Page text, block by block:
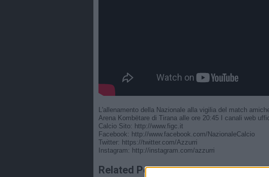
L'allenamento della Nazionale alla vigilia del match
Arena Kombëtare di Tirana alle ore 20:45 I canali web
Calcio Sito: http://www.figc.it​​
Facebook: http://www.facebook.com/NazionaleCalcio​
Twitter: https://twitter.com/Azzurri​
Instagram: http://instagram.com/azzurri
Related Posts